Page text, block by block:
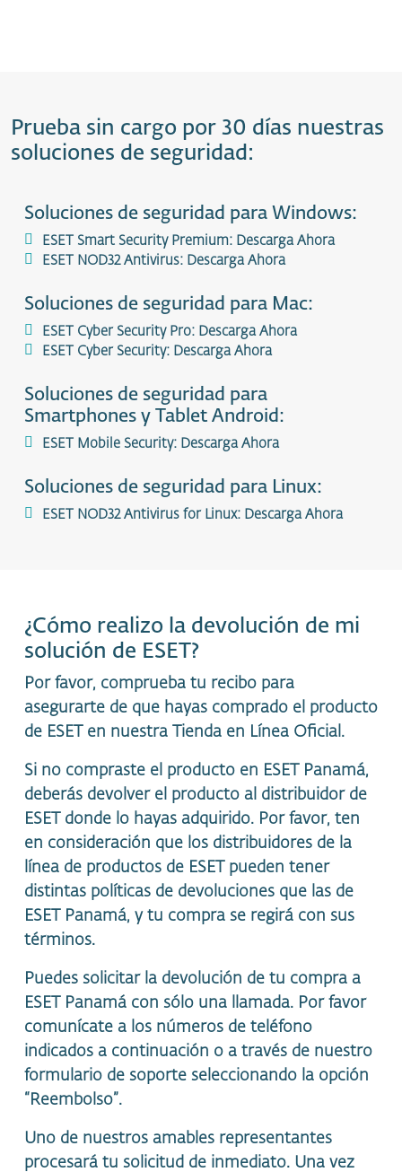
Prueba sin cargo por 30 días nuestras
soluciones de seguridad:
Soluciones de seguridad para Windows:
ESET Smart Security Premium: Descarga Ahora
ESET NOD32 Antivirus: Descarga Ahora
Soluciones de seguridad para Mac:
ESET Cyber Security Pro: Descarga Ahora
ESET Cyber Security: Descarga Ahora
Soluciones de seguridad para
Smartphones y Tablet Android:
ESET Mobile Security: Descarga Ahora
Soluciones de seguridad para Linux:
ESET NOD32 Antivirus for Linux: Descarga Ahora
¿Cómo realizo la devolución de mi
solución de ESET?
Por favor, comprueba tu recibo para
asegurarte de que hayas comprado el producto
de ESET en nuestra Tienda en Línea Oficial.
Si no compraste el producto en ESET Panamá,
deberás devolver el producto al distribuidor de
ESET donde lo hayas adquirido. Por favor, ten
en consideración que los distribuidores de la
línea de productos de ESET pueden tener
distintas políticas de devoluciones que las de
ESET Panamá, y tu compra se regirá con sus
términos.
Puedes solicitar la devolución de tu compra a
ESET Panamá con sólo una llamada. Por favor
comunícate a los números de teléfono
indicados a continuación o a través de nuestro
formulario de soporte seleccionando la opción
“Reembolso”.
Uno de nuestros amables representantes
procesará tu solicitud de inmediato. Una vez